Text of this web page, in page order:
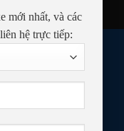
mới nhất, và các
hệ trực tiếp:
Kiến, Tỉnh Đắk Lắk